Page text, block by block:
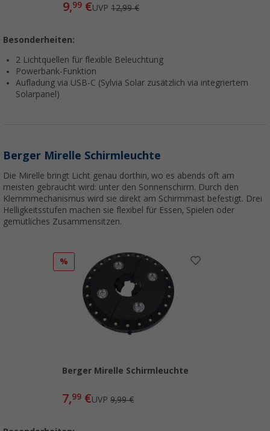
9,99 €UVP 12,99 €
Besonderheiten:
2 Lichtquellen für flexible Beleuchtung
Powerbank-Funktion
Aufladung via USB-C (Sylvia Solar zusätzlich via integriertem
Solarpanel)
Berger Mirelle Schirmleuchte
Die Mirelle bringt Licht genau dorthin, wo es abends oft am
meisten gebraucht wird: unter den Sonnenschirm. Durch den
Klemmmechanismus wird sie direkt am Schirmmast befestigt. Drei
Helligkeitsstufen machen sie flexibel für Essen, Spielen oder
gemütliches Zusammensitzen.
%
Berger Mirelle Schirmleuchte
7,99 €UVP 9,99 €